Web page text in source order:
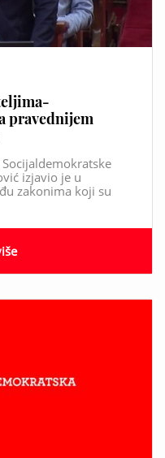
pravednijem
izjavio je u
zakonima koji su